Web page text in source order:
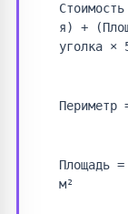
я) +
уголка ×
Площадь
м²